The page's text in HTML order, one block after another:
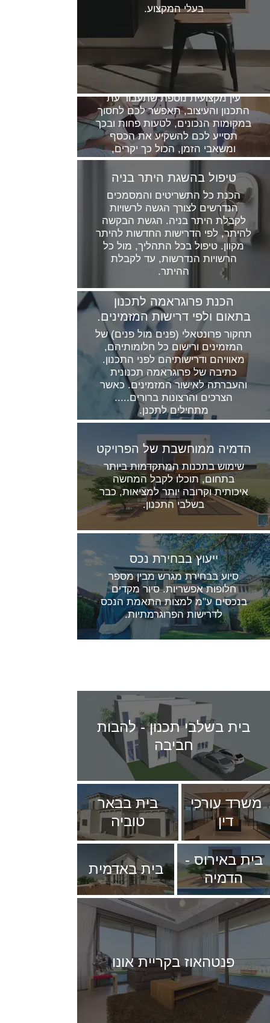
בית בשלבי תכנון - להבות
חביבה
משרד עורכי
דין
בית בבאר
טוביה
בית באירוס -
הדמיה
בית באדמית
פנטהאוז בקריית אונו
בעלי המקצוע.
חוות דעת שנייה
עין מקצועית נוספת שתעבור עת
התכנון והעיצוב, תאפשר לכם לחסוך
במקומות הנכונים, לטעות פחות ובכך
תסייע לכם להשקיע את הכסף
ומשאבי הזמן, הכול כך יקרים,
במקומות שבאמת ישפרו את איכות
חייכם.
טיפול בהשגת היתר בניה
הכנת כל התשריטים והמסמכים
הנדרשים לצורך הגשה לרשויות
לקבלת היתר בניה. הגשת הבקשה
להיתר, לפי הדרישות החדשות להיתר
מקוון. טיפול בכל התהליך, מול כל
הרשויות הנדרשות, עד לקבלת
ההיתר.
הכנת פרוגראמה לתכנון
בתאום ולפי דרישות המזמינים.
תחקור פרונטאלי (פנים מול פנים) של
המזמינים ורישום כל חלומותיהם,
מאוויהם ודרישותיהם לפני התכנון.
כתיבה של פרוגראמה תכנונית
והעברתה לאישור המזמינים. כאשר
הצרכים והרצונות ברורים.....
מתחילים לתכנן.
הדמיה ממוחשבת של הפרויקט
שימוש בתכנות המתקדמות ביותר
בתחום, תוכלו לקבל המחשה
איכותית וקרובה יותר למציאות, כבר
בשלבי התכנון.
ייעוץ בבחירת נכס
סיוע בבחירת מגרש מבין מספר
חלופות אפשריות. סיור מקדים
בנכסים ע"מ למצות התאמת הנכס
לדרישות הפרוגרמתיות.